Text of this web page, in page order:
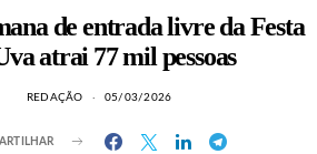
de entrada livre da Festa
atrai 77 mil pessoas
REDAÇÃO 05/03/2026